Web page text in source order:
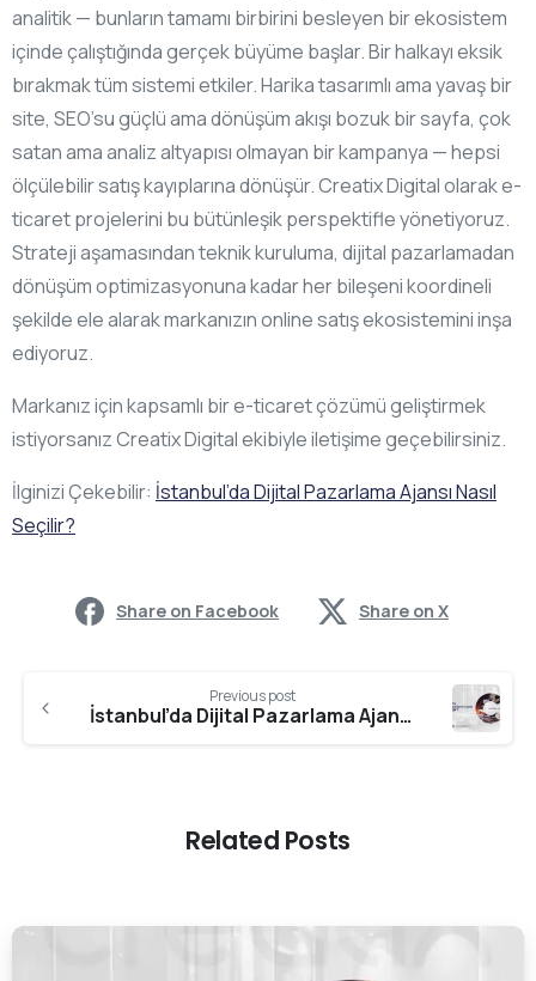
analitik — bunların tamamı birbirini besleyen bir ekosistem
içinde çalıştığında gerçek büyüme başlar. Bir halkayı eksik
bırakmak tüm sistemi etkiler. Harika tasarımlı ama yavaş bir
site, SEO’su güçlü ama dönüşüm akışı bozuk bir sayfa, çok
satan ama analiz altyapısı olmayan bir kampanya — hepsi
ölçülebilir satış kayıplarına dönüşür. Creatix Digital olarak e-
ticaret projelerini bu bütünleşik perspektifle yönetiyoruz.
Strateji aşamasından teknik kuruluma, dijital pazarlamadan
dönüşüm optimizasyonuna kadar her bileşeni koordineli
şekilde ele alarak markanızın online satış ekosistemini inşa
ediyoruz.
Markanız için kapsamlı bir e-ticaret çözümü geliştirmek
istiyorsanız Creatix Digital ekibiyle iletişime geçebilirsiniz.
İlginizi Çekebilir: İstanbul’da Dijital Pazarlama Ajansı Nasıl
Seçilir?
Share on Facebook Share on X
Previous post
İstanbul’da Dijital Pazarlama Ajansı Nasıl Seçilir?
Related Posts